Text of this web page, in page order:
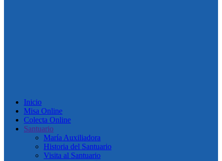
Inicio
Misa Online
Colecta Online
Santuario
María Auxiliadora
Historia del Santuario
Visita al Santuario